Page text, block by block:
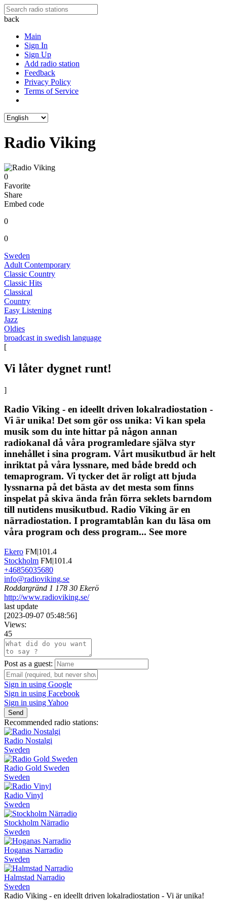
back
Main
Sign In
Sign Up
Add radio station
Feedback
Privacy Policy
Terms of Service
Radio Viking
0
Favorite
Share
Embed code
0
0
Sweden
Adult Contemporary
Classic Country
Classic Hits
Classical
Country
Easy Listening
Jazz
Oldies
broadcast in swedish language
[
Vi låter dygnet runt!
]
Radio Viking - en ideellt driven lokalradiostation -
Vi är unika! Det som gör oss unika: Vi kan spela
musik som du inte hittar på någon annan
radiokanal då våra programledare själva styr
innehållet i sina program. Vårt musikutbud är helt
inriktat på våra lyssnare, med både bredd och
temaprogram. Vi tycker det är roligt att bjuda
lyssnarna på det bästa av det mesta som finns
inspelat på skiva ända från förra seklets barndom
till nutidens musikutbud. Radio Viking är en
närradiostation. I programtablån kan du läsa om
våra program och dess program... See more
Ekero FM|101.4
Stockholm FM|101.4
+46856035680
info@radioviking.se
Roddargränd 1 178 30 Ekerö
http://www.radioviking.se/
last update
[2023-09-07 05:48:56]
Views:
45
Post as a guest:
Sign in using Google
Sign in using Facebook
Sign in using Yahoo
Send
Recommended radio stations:
Radio Nostalgi
Sweden
Radio Gold Sweden
Sweden
Radio Vinyl
Sweden
Stockholm Närradio
Sweden
Hoganas Narradio
Sweden
Halmstad Narradio
Sweden
Radio Viking - en ideellt driven lokalradiostation - Vi är unika!